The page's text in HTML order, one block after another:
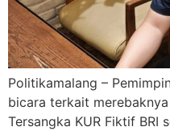
Politikamalang –
bicara terkait
Tersangka KUR Fiktif BRI